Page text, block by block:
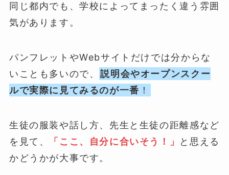
同じ都内でも、学校によってまったく違う雰囲
気があります。
パンフレットやWebサイトだけでは分からな
いことも多いので、 説明会やオープンスクー
ルで実際に見てみるのが一番 ！
生徒の服装や話し方、先生と生徒の距離感など
を見て、
「ここ、自分に合いそう！」
と思える
かどうかが大事です。